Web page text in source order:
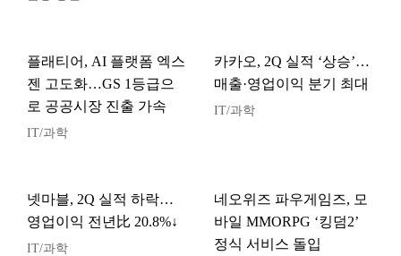
플래티어, AI 플랫폼 엑스
젠 고도화…GS 1등급으
로 공공시장 진출 가속
IT/과학
카카오, 2Q 실적 ‘상승’…
매출·영업이익 분기 최대
IT/과학
넷마블, 2Q 실적 하락…
영업이익 전년比 20.8%↓
IT/과학
네오위즈 파우게임즈, 모
바일 MMORPG ‘킹덤2’
정식 서비스 돌입